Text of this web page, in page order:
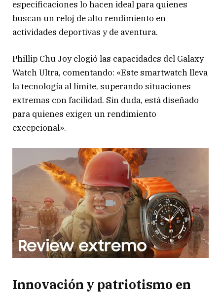
especificaciones lo hacen ideal para quienes
buscan un reloj de alto rendimiento en
actividades deportivas y de aventura.
Phillip Chu Joy elogió las capacidades del Galaxy
Watch Ultra, comentando: «Este smartwatch lleva
la tecnología al límite, superando situaciones
extremas con facilidad. Sin duda, está diseñado
para quienes exigen un rendimiento
excepcional».
Innovación y patriotismo en